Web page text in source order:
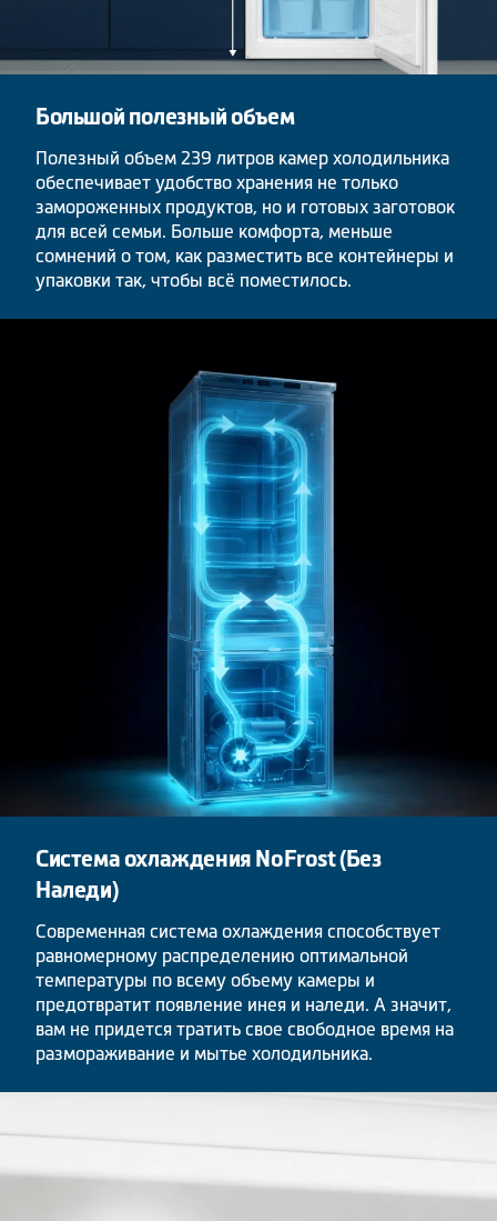
Большой полезный объем
Полезный объем 239 литров камер холодильника
обеспечивает удобство хранения не только
замороженных продуктов, но и готовых заготовок
для всей семьи. Больше комфорта, меньше
сомнений о том, как разместить все контейнеры и
упаковки так, чтобы всё поместилось.
Система охлаждения NoFrost (Без
Наледи)
Современная система охлаждения способствует
равномерному распределению оптимальной
температуры по всему объему камеры и
предотвратит появление инея и наледи. А значит,
вам не придется тратить свое свободное время на
размораживание и мытье холодильника.